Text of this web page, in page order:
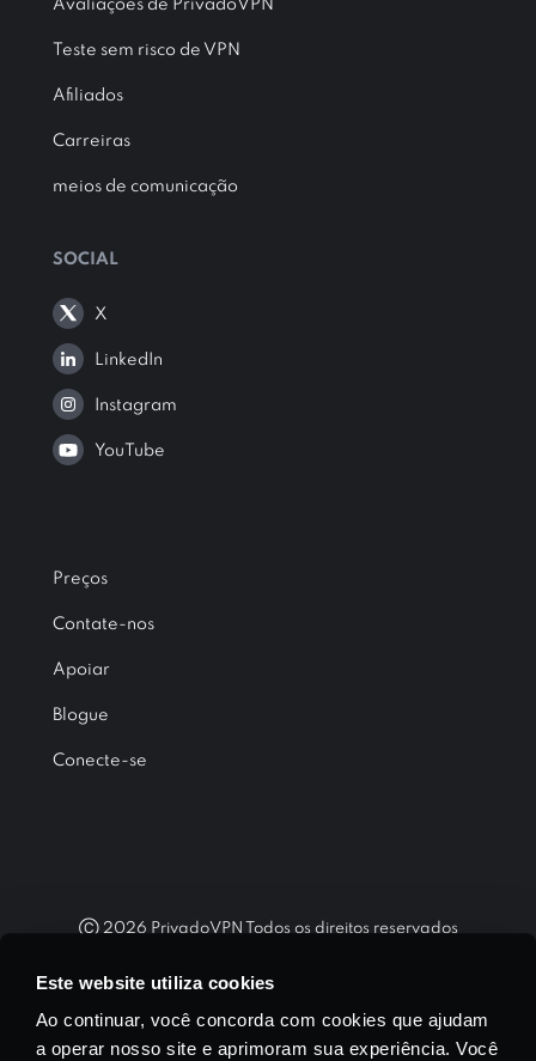
Este website utiliza cookies
Ao continuar, você concorda com cookies que ajudam
a operar nosso site e aprimoram sua experiência. Você
Avaliações de PrivadoVPN
Teste sem risco de VPN
Afiliados
Carreiras
meios de comunicação
SOCIAL
X
LinkedIn
Instagram
YouTube
Preços
Contate-nos
Apoiar
Blogue
Conecte-se
Ⓒ 2026 PrivadoVPN Todos os direitos reservados